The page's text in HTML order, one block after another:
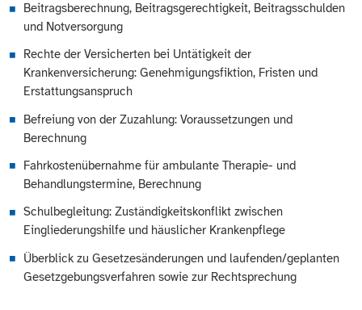
Beitragsberechnung, Beitragsgerechtigkeit, Beitragsschulden
und Notversorgung
Rechte der Versicherten bei Untätigkeit der
Krankenversicherung: Genehmigungsfiktion, Fristen und
Erstattungsanspruch
Befreiung von der Zuzahlung: Voraussetzungen und
Berechnung
Fahrkostenübernahme für ambulante Therapie- und
Behandlungstermine, Berechnung
Schulbegleitung: Zuständigkeitskonflikt zwischen
Eingliederungshilfe und häuslicher Krankenpflege
Überblick zu Gesetzesänderungen und laufenden/geplanten
Gesetzgebungsverfahren sowie zur Rechtsprechung